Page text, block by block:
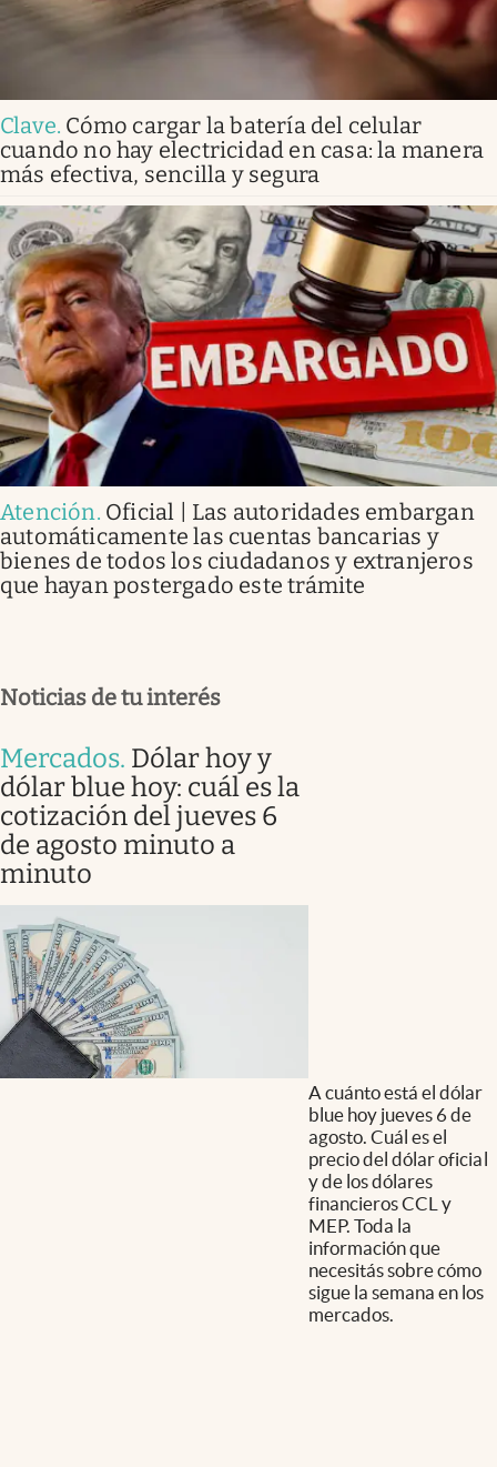
Clave. Cómo cargar la batería del celular
cuando no hay electricidad en casa: la manera
más efectiva, sencilla y segura
Atención. Oficial | Las autoridades embargan
automáticamente las cuentas bancarias y
bienes de todos los ciudadanos y extranjeros
que hayan postergado este trámite
Noticias de tu interés
Mercados. Dólar hoy y
dólar blue hoy: cuál es la
cotización del jueves 6
de agosto minuto a
minuto
A cuánto está el dólar
blue hoy jueves 6 de
agosto. Cuál es el
precio del dólar oficial
y de los dólares
financieros CCL y
MEP. Toda la
información que
necesitás sobre cómo
sigue la semana en los
mercados.